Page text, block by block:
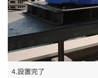
4.設置完了